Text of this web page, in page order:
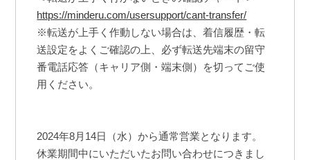
https://minderu.com/usersupport/cant-transfer/
※転送が上手く作動しない場合は、着信履歴・転
送設定をよくご確認の上、必ず転送先端末の留守
番電話応答（キャリア側・端末側）を切ってご使
用ください。
2024年8月14日（水）から通常営業となります。
休業期間中にいただいたお問い合わせにつきまし